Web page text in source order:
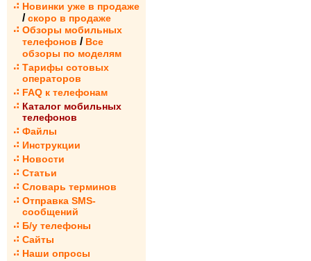
Новинки уже в продаже
/ скоро в продаже
Обзоры мобильных
телефонов / Все
обзоры по моделям
Тарифы сотовых
операторов
FAQ к телефонам
Каталог мобильных
телефонов
Файлы
Инструкции
Новости
Статьи
Словарь терминов
Отправка SMS-
сообщений
Б/у телефоны
Сайты
Наши опросы